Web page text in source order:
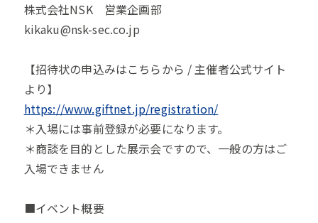
株式会社NSK 営業企画部
kikaku@nsk-sec.co.jp
【招待状の申込みはこちらから / 主催者公式サイト
より】
https://www.giftnet.jp/registration/
＊入場には事前登録が必要になります。
＊商談を目的とした展示会ですので、一般の方はご
入場できません
■イベント概要